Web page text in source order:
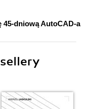
45-dniową AutoCAD-a